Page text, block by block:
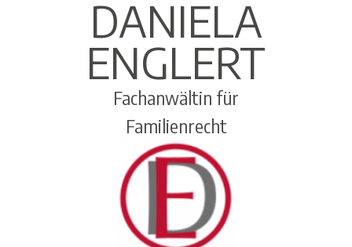
DANIELA
ENGLERT
Fachanwältin für
Familienrecht